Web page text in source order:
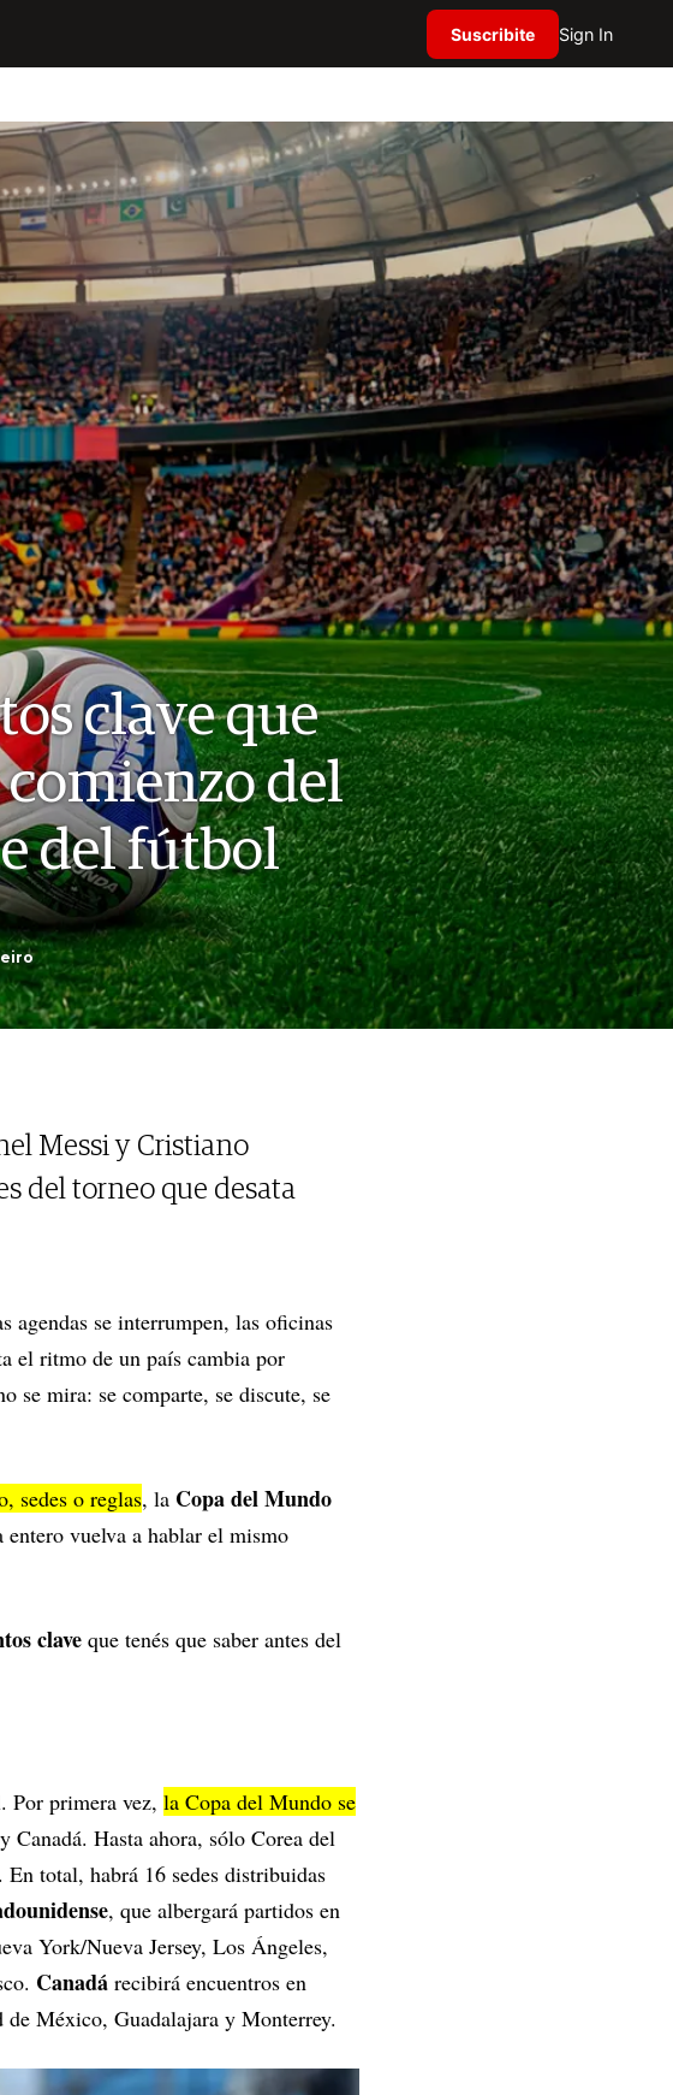
Suscribite Sign In
clave que
comienzo del
del fútbol
Messi y Cristiano
del torneo que desata
agendas se interrumpen, las oficinas
el ritmo de un país cambia por
se mira: se comparte, se discute, se
sedes o reglas, la Copa del Mundo
entero vuelva a hablar el mismo
clave que tenés que saber antes del
Por primera vez, la Copa del Mundo se
Canadá. Hasta ahora, sólo Corea del
total, habrá 16 sedes distribuidas
, que albergará partidos en
York/Nueva Jersey, Los Ángeles,
Canadá recibirá encuentros en
de México, Guadalajara y Monterrey.